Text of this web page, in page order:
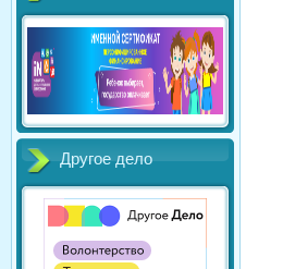
Другое дело